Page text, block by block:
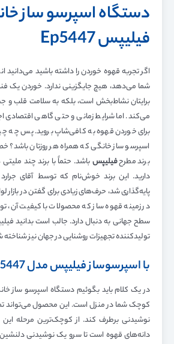
دستگاه اسپرسو ساز
فیلیپس Ep5447
اگر تجربه قهوه خوردن را داشته باشید می‌دانید
شما می‌دهد، هیچ جایگزینی ندارد. خوردن یک
برایتان نشاط‌بخش است، بلکه به سلامت قلب و
می‌کند. اما شرایط زمانی و حتی گاهی اقتصادی
برای خوردن قهوه به کافی‌شاپ بروید. پس چه
اسپرسو ساز خانگی که همراه هر روزتان باشد؟
برند مطرحفیلیپس باشد. حتماً با برند چند
دارید. این برند خوش‌نام که توسط آقای
پایه‌گذاری شد، حرف‌های زیادی برای گفتن در بازار
در زمینه قهوه ساز که محصولات با کیفیت آن،
سطح جهانی به دنبال دارد. جالب است بدانید
تولید‌کننده تجهیزات روشنایی در جهان نیز
با اسپرسوساز فیلیپس مدل Ep5447 آشنا شوید
در یک کلام باید بگوئیم دستگاه اسپرسو ساز
کوچک شما در منزل است. این محصول می‌تواند
نوشیدنی برطرف کند. از کوچک‌ترین مرحله این
دانه‌های قهوه است تا سرو یک نوشیدنی دلنشین